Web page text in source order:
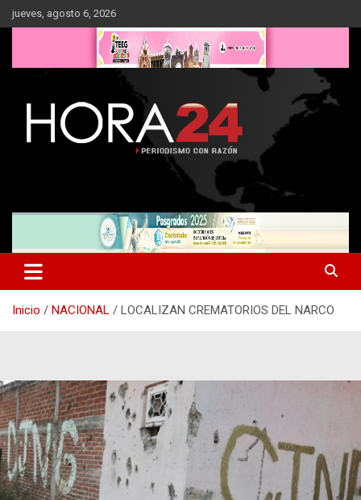
Saltar
al
jueves, agosto 6, 2026
Inicio NACIONAL LOCALIZAN CREMATORIOS DEL NARCO